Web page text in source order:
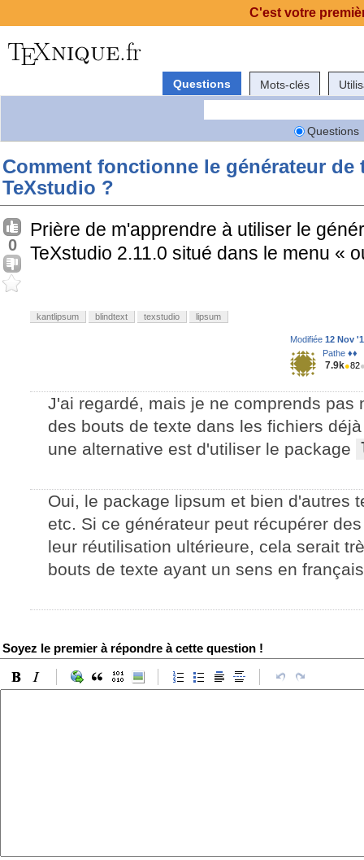
Questions Mots-clés
Questions
Comment fonctionne le générateur de
TeXstudio ?
0
Prière de m'apprendre à utiliser le
TeXstudio 2.11.0 situé dans le menu «
kantlipsum blindtext texstudio lipsum
Modifiée 12 Nov
Pathe ♦♦
7.9k●82
J'ai regardé, mais je ne comprends pas
des bouts de texte dans les fichiers
une alternative est d'utiliser le package
Oui, le package lipsum et bien d'autres
etc. Si ce générateur peut récupérer
leur réutilisation ultérieure, cela serait
bouts de texte ayant un sens en
Soyez le premier à répondre à cette question !
C'est votre